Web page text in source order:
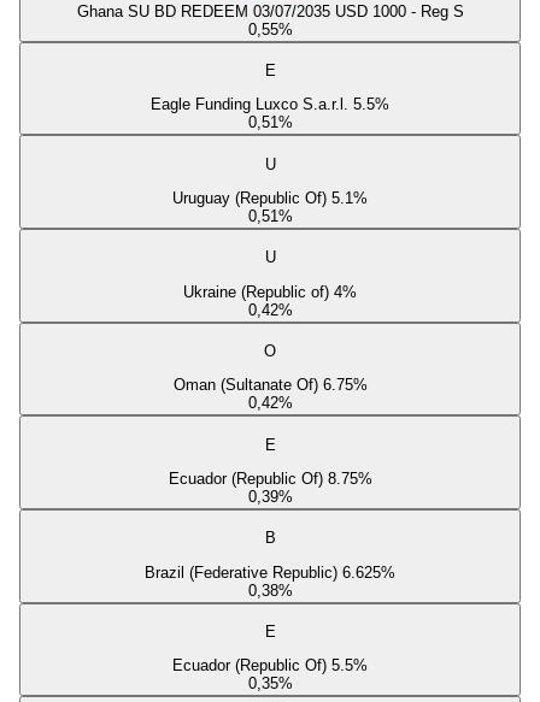
Ghana SU BD REDEEM 03/07/2035 USD 1000 - Reg S
0,55%
E
Eagle Funding Luxco S.a.r.l. 5.5%
0,51%
U
Uruguay (Republic Of) 5.1%
0,51%
U
Ukraine (Republic of) 4%
0,42%
O
Oman (Sultanate Of) 6.75%
0,42%
E
Ecuador (Republic Of) 8.75%
0,39%
B
Brazil (Federative Republic) 6.625%
0,38%
E
Ecuador (Republic Of) 5.5%
0,35%